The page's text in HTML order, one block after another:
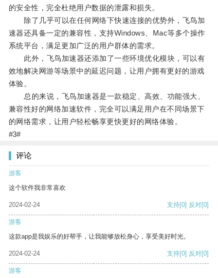
的安全性，完全杜绝用户数据的泄露和损失。
除了几乎可以在任何网络下快速连接的优势外，飞鸟加
速器还具备一定的兼容性，支持Windows、Mac等多个操作
系统平台，满足更加广泛的用户群体的需求。
此外，飞鸟加速器还添加了一些环境优化模块，可以有
效地解决网游等场景中的延迟问题，让用户拥有更好的游戏
体验。
总的来说，飞鸟加速器是一款稳定、高效、功能强大、
兼容性好的网络加速软件，完全可以满足用户在不同场景下
的网络需求，让用户轻松畅享更快更好的网络体验。
#3#
评论
游客
这个软件我非常喜欢
2024-02-24 支持[0] 反对[0]
游客
这款app是我娱乐的好帮手，让我能够放松身心，享受美好时光。
2024-02-24 支持[0] 反对[0]
游客